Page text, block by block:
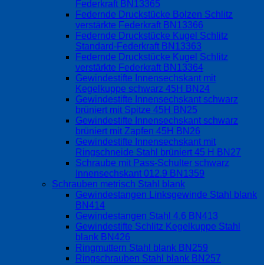
Federkraft BN13365
Federnde Druckstücke Bolzen Schlitz
verstärkte Federkraft BN13366
Federnde Druckstücke Kugel Schlitz
Standard-Federkraft BN13363
Federnde Druckstücke Kugel Schlitz
verstärkte Federkraft BN13364
Gewindestifte Innensechskant mit
Kegelkuppe schwarz 45H BN24
Gewindestifte Innensechskant schwarz
brüniert mit Spitze 45H BN25
Gewindestifte Innensechskant schwarz
brüniert mit Zapfen 45H BN26
Gewindestifte Innensechskant mit
Ringschneide Stahl brüniert 45 H BN27
Schraube mit Pass-Schulter schwarz
Innensechskant 012.9 BN1359
Schrauben metrisch Stahl blank
Gewindestangen Linksgewinde Stahl blank
BN414
Gewindestangen Stahl 4.6 BN413
Gewindestifte Schlitz Kegelkuppe Stahl
blank BN426
Ringmuttern Stahl blank BN259
Ringschrauben Stahl blank BN257